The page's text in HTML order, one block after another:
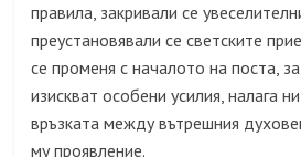
правила, закривали се
преустановявали се светските
се променя с началото на поста,
изискват особени усилия, налага
връзката между вътрешния
му проявление.